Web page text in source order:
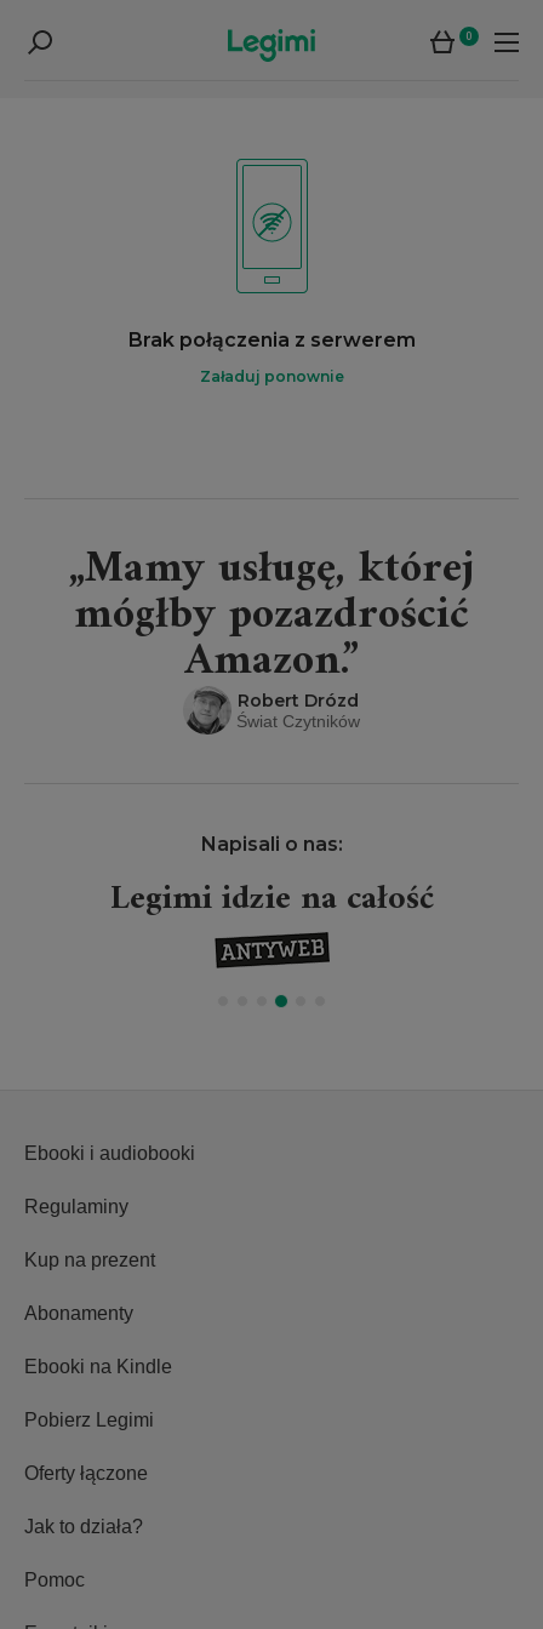
0
Brak połączenia z serwerem
Załaduj ponownie
„Mamy usługę, której
mógłby pozazdrościć
Amazon.”
Robert Drózd
Świat Czytników
Napisali o nas:
Legimi idzie na całość
Ebooki i audiobooki
Regulaminy
Kup na prezent
Abonamenty
Ebooki na Kindle
Pobierz Legimi
Oferty łączone
Jak to działa?
Pomoc